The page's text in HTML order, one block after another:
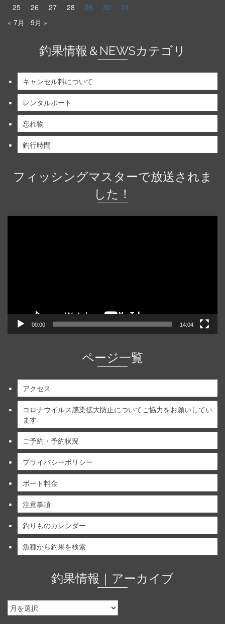
25
26 27 28 29 30
31
« 7月
9月 »
釣果情報＆NEWSカテゴリ
キャンセル料について
レンタルボート
忘れ物
釣行時間
フィッシングマスターで放送されま
した！
00:00 14:04
ページ一覧
アクセス
コロナウイルス感染拡大防止についてご協力をお願いしてい
ます
ご予約・予約状況
プライバシーポリシー
ボート料金
注意事項
釣りものカレンダー
魚種から釣果を検索
釣果情報｜アーカイブ
釣
果